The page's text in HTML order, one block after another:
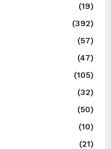
(19)
(392)
(57)
(47)
(105)
(32)
(50)
(10)
(21)